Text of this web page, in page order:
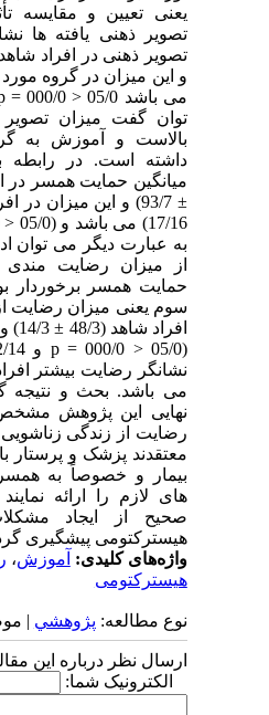
یعنی تعیین و مقایسه
تصویر ذهنی یافته ها
توان گفت میزان تصویر
بالاست و آموزش به
داشته است. در رابطه
به عبارت دیگر می توان
از میزان رضایت مندی
حمایت همسر برخوردار
سوم یعنی میزان رضایت از
نشانگر رضایت بیشتر
می باشد. بحث و نتیجه
نهایی این پژوهش
رضایت از زندگی زناشویی
معتقدند پزشک و پرستار
بیمار و خصوصاً به همسر
های لازم را ارائه
صحیح از ایجاد
هیسترکتومی پیشگیری
واژه‌های کلیدی:آموزش،
هیسترکتومی
نوع مطالعه:پژوهشي|
ارسال نظر درباره این
الکترونیک شما: